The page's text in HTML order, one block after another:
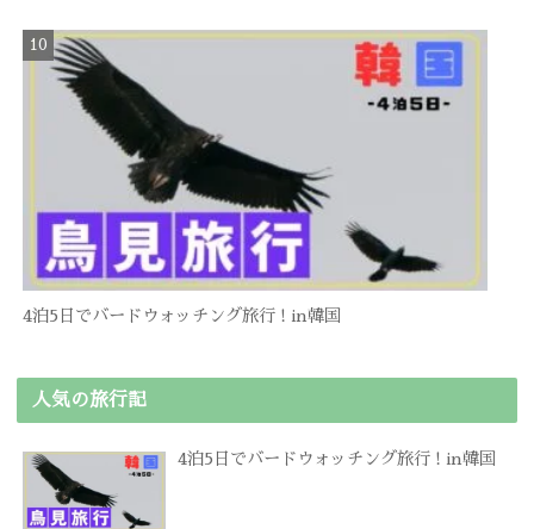
4泊5日でバードウォッチング旅行 ! in韓国
人気の旅行記
4泊5日でバードウォッチング旅行 ! in韓国